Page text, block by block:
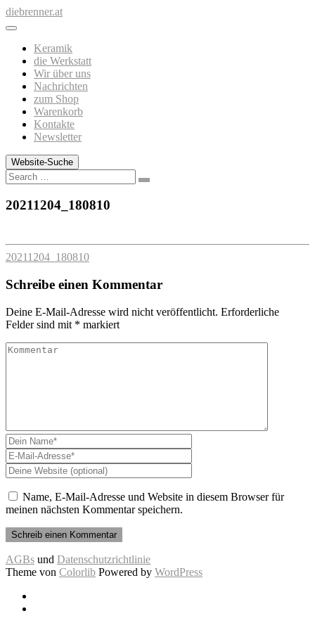
Zum
Inhalt
diebrenner.at
Keramik
die Werkstatt
Wir über uns
Nachrichten
zum Shop
Warenkorb
Kontakte
Newsletter
Website-Suche
Search
20211204_180810
20211204_180810
Schreibe einen Kommentar
Deine E-Mail-Adresse wird nicht veröffentlicht. Erforderliche
Felder sind mit * markiert
Name, E-Mail-Adresse und Website in diesem Browser für
meinen nächsten Kommentar speichern.
AGBs und Datenschutzrichtlinie
Theme von Colorlib Powered by WordPress